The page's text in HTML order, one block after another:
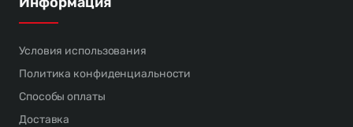
Условия использования
Политика конфиденциальности
Способы оплаты
Доставка